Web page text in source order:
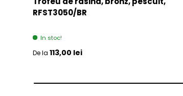
RFST3050/BR
In stoc!
Pret initial
De la 113,00 lei